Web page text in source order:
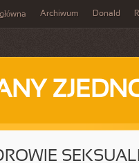
Archiwum Donald